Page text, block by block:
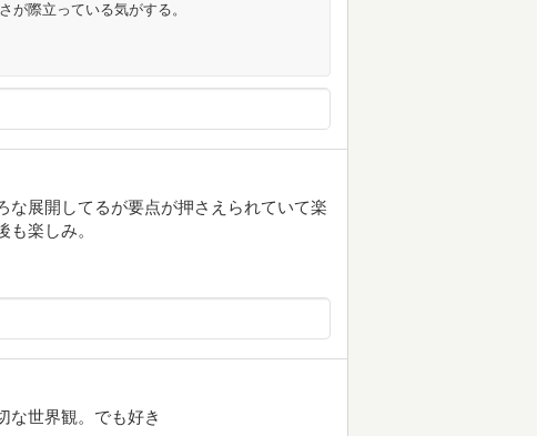
が際立っている気がする。
展開してるが要点が押さえられていて楽
楽しみ。
な世界観。でも好き